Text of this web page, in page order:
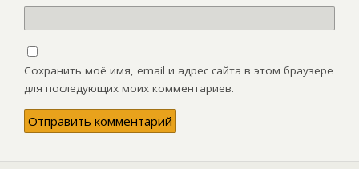
Сохранить моё имя, email и адрес сайта в этом браузере
для последующих моих комментариев.